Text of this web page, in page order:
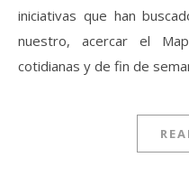
iniciativas que han
nuestro, acercar el
cotidianas y de fin de